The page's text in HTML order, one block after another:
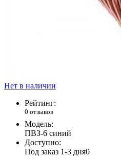
Нет в наличии
Рейтинг:
0 отзывов
Модель:
ПВЗ-6 синий
Доступно:
Под заказ 1-3 дня0